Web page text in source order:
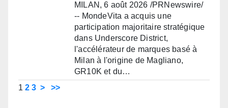
MILAN, 6 août 2026 /PRNewswire/
-- MondeVita a acquis une
participation majoritaire stratégique
dans Underscore District,
l'accélérateur de marques basé à
Milan à l'origine de Magliano,
GR10K et du…
1 2 3 > >>